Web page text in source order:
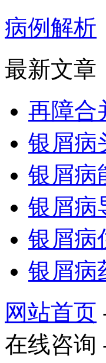
病例解析
最新文章
再障合
银屑病
银屑病
银屑病
银屑病
银屑病
网站首页
在线咨询